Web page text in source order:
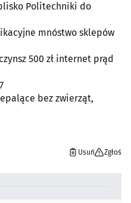
Politechniki do
mnóstwo sklepów
500 zł internet prąd
bez zwierząt,
Usuń Zgłoś